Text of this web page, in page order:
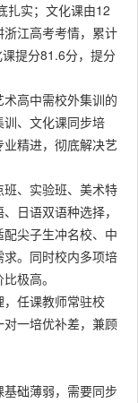
扎实；文化课由12
江高考考情，累计
提分81.6分，提分
高中需校外集训的
、文化课同步培
精进，彻底解决艺
、实验班、美术特
日语双语种选择，
尖子生冲名校、中
。同时校内多项培
极高。
任课教师常驻校
一培优补差，兼顾
础薄弱，需要同步